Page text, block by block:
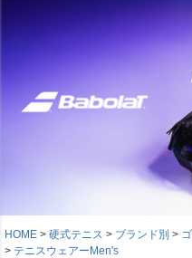
HOME 硬式テニス ブランド別
テニスウェアーMen's